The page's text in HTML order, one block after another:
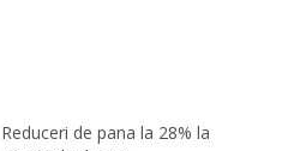
Reduceri de pana la 28% la